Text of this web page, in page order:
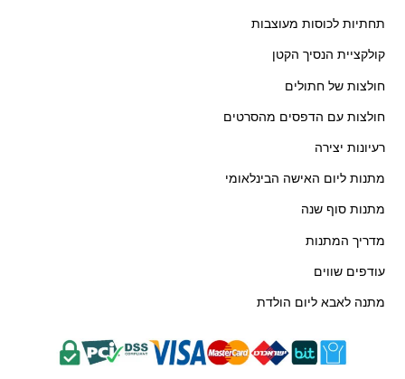
תחתיות לכוסות מעוצבות
קולקציית הנסיך הקטן
חולצות של חתולים
חולצות עם הדפסים מהסרטים
רעיונות יצירה
מתנות ליום האישה הבינלאומי
מתנות סוף שנה
מדריך המתנות
עודפים שווים
מתנה לאבא ליום הולדת